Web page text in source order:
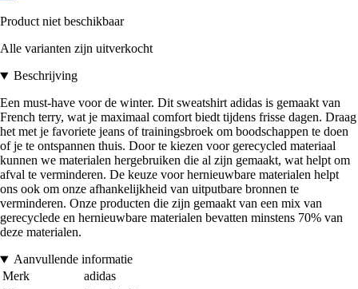
Product niet beschikbaar
Alle varianten zijn uitverkocht
Beschrijving
Een must-have voor de winter. Dit sweatshirt adidas is gemaakt van
French terry, wat je maximaal comfort biedt tijdens frisse dagen. Draag
het met je favoriete jeans of trainingsbroek om boodschappen te doen
of je te ontspannen thuis. Door te kiezen voor gerecycled materiaal
kunnen we materialen hergebruiken die al zijn gemaakt, wat helpt om
afval te verminderen. De keuze voor hernieuwbare materialen helpt
ons ook om onze afhankelijkheid van uitputbare bronnen te
verminderen. Onze producten die zijn gemaakt van een mix van
gerecyclede en hernieuwbare materialen bevatten minstens 70% van
deze materialen.
Aanvullende informatie
Merk
adidas